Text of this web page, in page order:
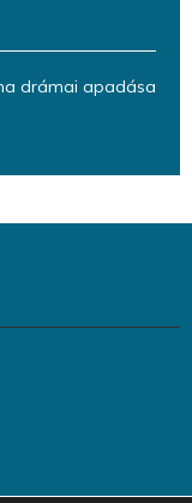
drámai apadása